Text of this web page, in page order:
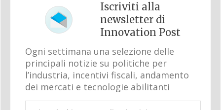
Iscriviti alla
newsletter di
Innovation Post
Ogni settimana una selezione delle
principali notizie su politiche per
l’industria, incentivi fiscali, andamento
dei mercati e tecnologie abilitanti